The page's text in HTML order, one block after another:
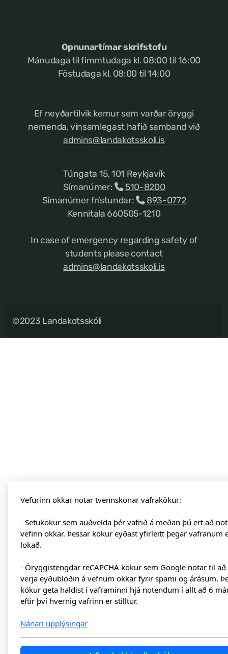
Opnunartímar skrifstofu
Mánudaga til fimmtudaga kl. 08:00 til 16:00
Föstudaga kl. 08:00 til 14:00
Ef neyðartilvik kemur sem varðar öryggi
nemenda, vinsamlegast hafið samband við
admins@landakotsskoli.is
Túngata 15, 101 Reykjavík
Símanúmer:
510-8200
Símanúmer frístundar:
893-0772
Kennitala 660505-1210
In case of emergency regarding safety of
students please contact
admins@landakotsskoli.is
©2023 Landakotsskóli
Vefurinn okkar notar tvennskonar vafrakökur:
- Setukökur sem auðvelda þér vafrið á meðan þú ert að
vefinn okkar. Þessar kökur eyðast yfirleitt þegar vafranum
lokað.
- Öryggistengdar reCAPCHA kökur sem Google notar til að
verja eyðublöðin á vefnum okkar fyrir spami og árásum.
kökur geta haldist í vaframinni hjá notendum í allt að 6
eftir því hvernig vafrinn er stilltur.
Nánari upplýsingar